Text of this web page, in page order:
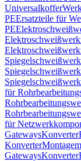
Universalkoffer
PEErsatzteile für
PE
für
für
GatewaysKonverter
Konverter
GatewaysKonverter